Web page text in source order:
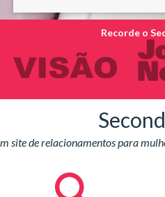
Recorde o
site de relacionamentos para